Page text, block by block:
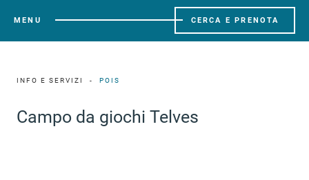
MENU CERCA E PRENOTA
INFO E SERVIZI POIS
Campo da giochi Telves